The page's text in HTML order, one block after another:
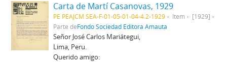
Carta de Martí Casanovas, 1929
PE PEAJCM SEA-F-01-05-01-04-4.2-1929 Item
[1929]
Parte deFondo Sociedad Editora Amauta
Señor José Carlos Mariátegui,
Lima, Peru.
Querido amigo: